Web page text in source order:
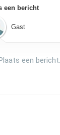
een bericht
Gast